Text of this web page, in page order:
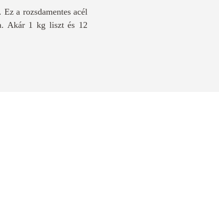
a rozsdamentes acél
Akár 1 kg liszt és 12